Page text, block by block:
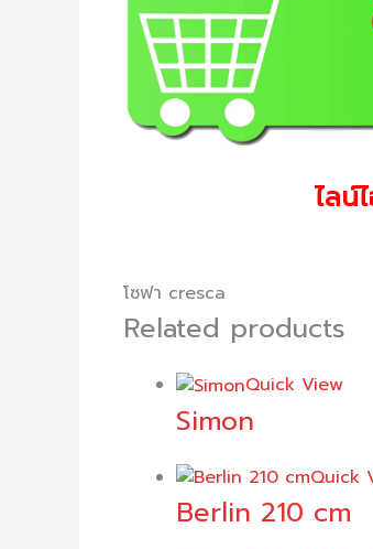
ไลน์
โซฟา cresca
Related products
Quick View
Simon
Quick
Berlin 210 cm